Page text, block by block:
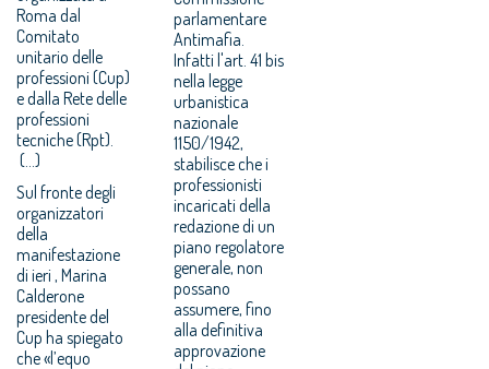
Roma dal
Comitato
unitario delle
professioni (Cup)
e dalla Rete delle
professioni
tecniche (Rpt).
(...)
Sul fronte degli
organizzatori
della
manifestazione
di ieri , Marina
Calderone
presidente del
Cup ha spiegato
che «l’equo
parlamentare
Antimafia.
Infatti l'art. 41 bis
nella legge
urbanistica
nazionale
1150/1942,
stabilisce che i
professionisti
incaricati della
redazione di un
piano regolatore
generale, non
possano
assumere, fino
alla definitiva
approvazione